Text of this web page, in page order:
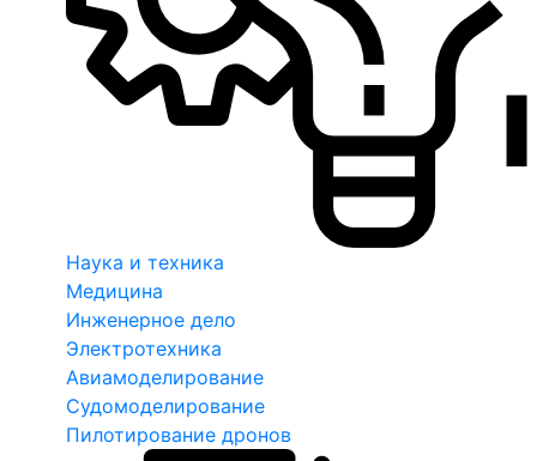
Наука и техника
Медицина
Инженерное дело
Электротехника
Авиамоделирование
Судомоделирование
Пилотирование дронов